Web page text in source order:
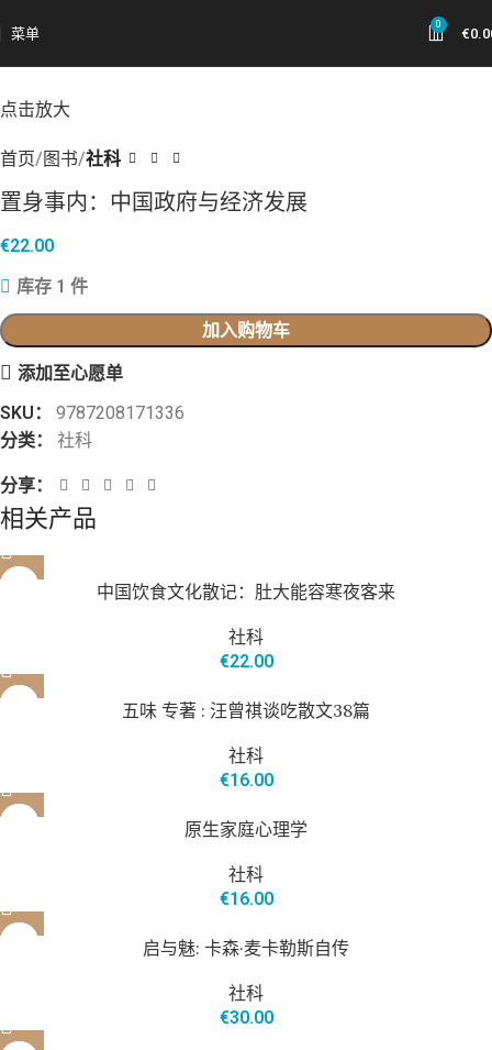
菜单
0
€
点击放大
首页 图书 社科
置身事内：中国政府与经济发展
€22.00
库存 1 件
加入购物车
添加至心愿单
SKU： 9787208171336
分类：
社科
分享：
相关产品
中国饮食文化散记：肚大能容寒夜客来
社科
€22.00
五味 专著 : 汪曾祺谈吃散文38篇
社科
€16.00
原生家庭心理学
社科
€16.00
启与魅: 卡森·麦卡勒斯自传
社科
€30.00